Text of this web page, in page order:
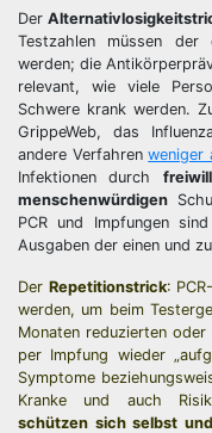
Der
Testzahlen müssen der
werden; die
relevant, wie viele
Schwere krank werden.
GrippeWeb, das
andere Verfahrenweniger
Infektionen durch
menschenwürdigen
PCR und Impfungen
Ausgaben der einen und
Der Repetitionstrick:
werden, um beim
Monaten reduzierten oder
per Impfung wieder
Symptome
Kranke und auch
schützen sich selbst